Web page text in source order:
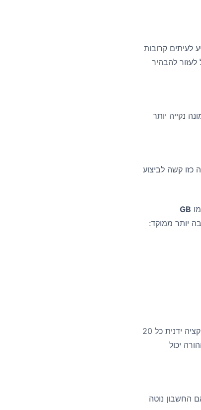
קרובות
לעזור להבהיר
נקייה יותר
כזו קשה לביצוע
GB
יותר ממוקד:
אחרי שעת השינה. לפתוח את האפליקציה ידנית כל 20
יכול
החשבון נוטה